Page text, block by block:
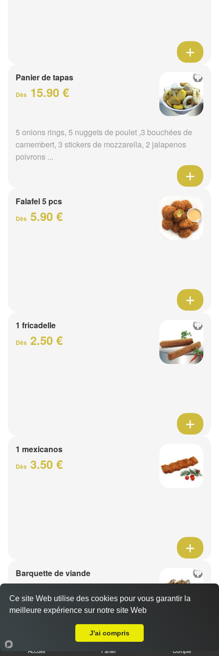
Panier de tapas
Dès 15.90 €
5 onions rings, 5 nuggets de poulet ,3 bouchées de
camembert, 3 stickers de mozzarella, 2 jalapenos
poivrons ...
Falafel 5 pcs
Dès 5.90 €
1 fricadelle
Dès 2.50 €
1 mexicanos
Dès 3.50 €
Barquette de viande
7.50 €
1 viande au choix
Accueil Panier Compte
Ce site Web utilise des cookies pour vous garantir la
meilleure expérience sur notre site Web
J'ai compris